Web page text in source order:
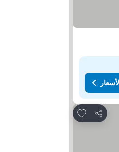
مشاركة
Add to favorites